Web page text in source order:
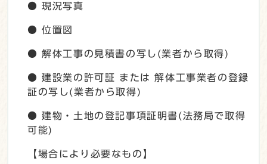
● 現況写真
● 位置図
● 解体工事の見積書の写し(業者から取得)
● 建設業の許可証 または 解体工事業者の登録
証の写し(業者から取得)
● 建物・土地の登記事項証明書(法務局で取得
可能)
【場合により必要なもの】